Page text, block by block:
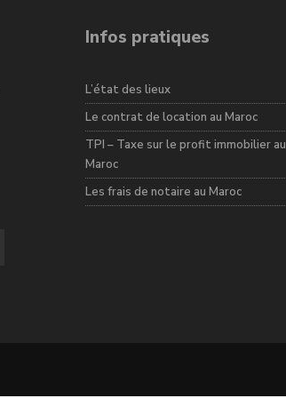
Infos pratiques
L’état des lieux
Le contrat de location au Maroc
TPI – Taxe sur le profit immobilier au
Maroc
Les frais de notaire au Maroc